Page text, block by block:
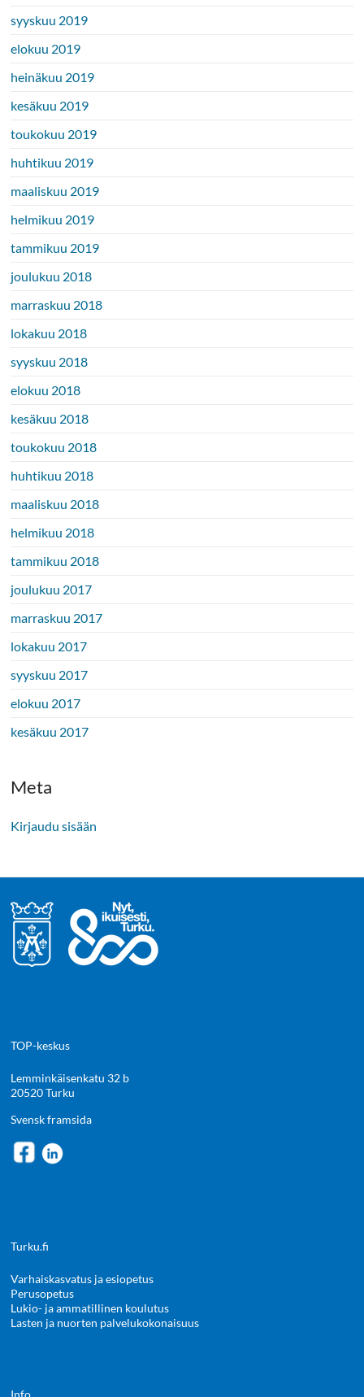
syyskuu 2019
elokuu 2019
heinäkuu 2019
kesäkuu 2019
toukokuu 2019
huhtikuu 2019
maaliskuu 2019
helmikuu 2019
tammikuu 2019
joulukuu 2018
marraskuu 2018
lokakuu 2018
syyskuu 2018
elokuu 2018
kesäkuu 2018
toukokuu 2018
huhtikuu 2018
maaliskuu 2018
helmikuu 2018
tammikuu 2018
joulukuu 2017
marraskuu 2017
lokakuu 2017
syyskuu 2017
elokuu 2017
kesäkuu 2017
Meta
Kirjaudu sisään
TOP-keskus
Lemminkäisenkatu 32 b
20520 Turku
Svensk framsida
Turku.fi
Varhaiskasvatus ja esiopetus
Perusopetus
Lukio- ja ammatillinen koulutus
Lasten ja nuorten palvelukokonaisuus
Info